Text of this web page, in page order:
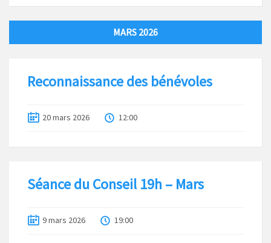
MARS 2026
Reconnaissance des bénévoles
20 mars 2026 12:00
Séance du Conseil 19h – Mars
9 mars 2026 19:00